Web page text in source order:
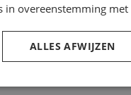
overeenstemming met
ALLES AFWIJZEN